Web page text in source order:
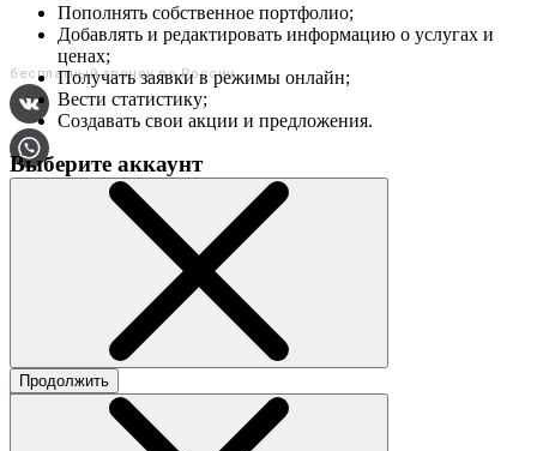
Мы в соц. сетях
+7 (800) 551-80-29
бесплатный звонок по России
О сервисе
Пополнять собственное портфолио;
Добавлять и редактировать информацию о услугах и
ценах;
Получать заявки в режимы онлайн;
Вести статистику;
Создавать свои акции и предложения.
Выберите аккаунт
Продолжить